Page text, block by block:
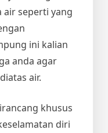
air seperti yang
ini kalian
anda agar
air.
khusus
diri